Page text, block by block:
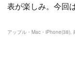
表が楽しみ。今回
アップル・Mac・iPhone(38)